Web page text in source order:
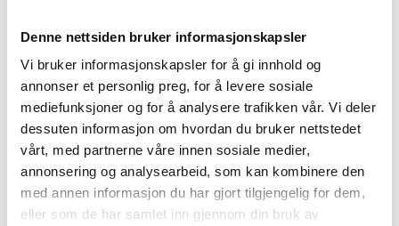
Denne nettsiden bruker informasjonskapsler
Vi bruker informasjonskapsler for å gi innhold og
annonser et personlig preg, for å levere sosiale
mediefunksjoner og for å analysere trafikken vår. Vi deler
dessuten informasjon om hvordan du bruker nettstedet
vårt, med partnerne våre innen sosiale medier,
annonsering og analysearbeid, som kan kombinere den
med annen informasjon du har gjort tilgjengelig for dem,
eller som de har samlet inn gjennom din bruk av
Sykehusklovnene skaper viktige
pustehull
Da Robert Steen ble spurt om å bli
styremedlem i Sykehusklovnene, var
det lett å takke ja. – Det å kunne jobbe
med Sykehusklovnene er en gave for
meg, og ekstremt viktig, sier han.